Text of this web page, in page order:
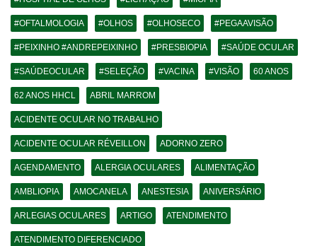
#OFTALMOLOGIA #OLHOS #OLHOSECO #PEGAAVISÃO
#PEIXINHO #ANDREPEIXINHO #PRESBIOPIA #SAÚDE OCULAR
#SAÚDEOCULAR #SELEÇÃO #VACINA #VISÃO 60 ANOS
62 ANOS HHCL ABRIL MARROM
ACIDENTE OCULAR NO TRABALHO
ACIDENTE OCULAR RÉVEILLON ADORNO ZERO
AGENDAMENTO ALERGIA OCULARES ALIMENTAÇÃO
AMBLIOPIA AMOCANELA ANESTESIA ANIVERSÁRIO
ARLEGIAS OCULARES ARTIGO ATENDIMENTO
ATENDIMENTO DIFERENCIADO